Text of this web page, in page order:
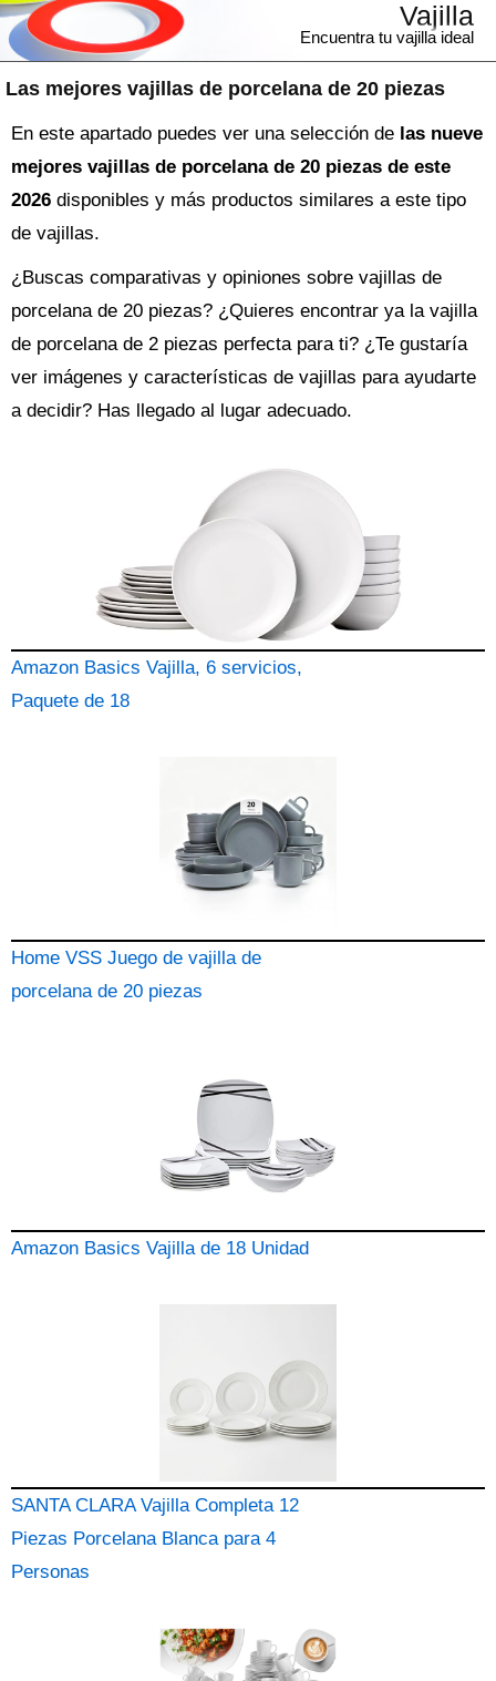
Las mejores vajillas de porcelana de 20 piezas
Vajilla
Encuentra tu vajilla ideal
En este apartado puedes ver una selección de las nueve
mejores vajillas de porcelana de 20 piezas de este
2026 disponibles y más productos similares a este tipo
de vajillas.
¿Buscas comparativas y opiniones sobre vajillas de
porcelana de 20 piezas? ¿Quieres encontrar ya la vajilla
de porcelana de 2 piezas perfecta para ti? ¿Te gustaría
ver imágenes y características de vajillas para ayudarte
a decidir? Has llegado al lugar adecuado.
Amazon Basics Vajilla, 6 servicios,
Paquete de 18
Home VSS Juego de vajilla de
porcelana de 20 piezas
Amazon Basics Vajilla de 18 Unidad
SANTA CLARA Vajilla Completa 12
Piezas Porcelana Blanca para 4
Personas